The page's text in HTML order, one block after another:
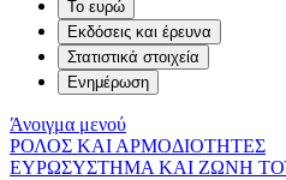
Το ευρώ
Εκδόσεις και έρευνα
Στατιστικά στοιχεία
Ενημέρωση
Άνοιγμα μενού
ΡΟΛΟΣ ΚΑΙ ΑΡΜΟΔΙΟΤΗΤΕΣ
ΕΥΡΩΣΥΣΤΗΜΑ ΚΑΙ ΖΩΝΗ